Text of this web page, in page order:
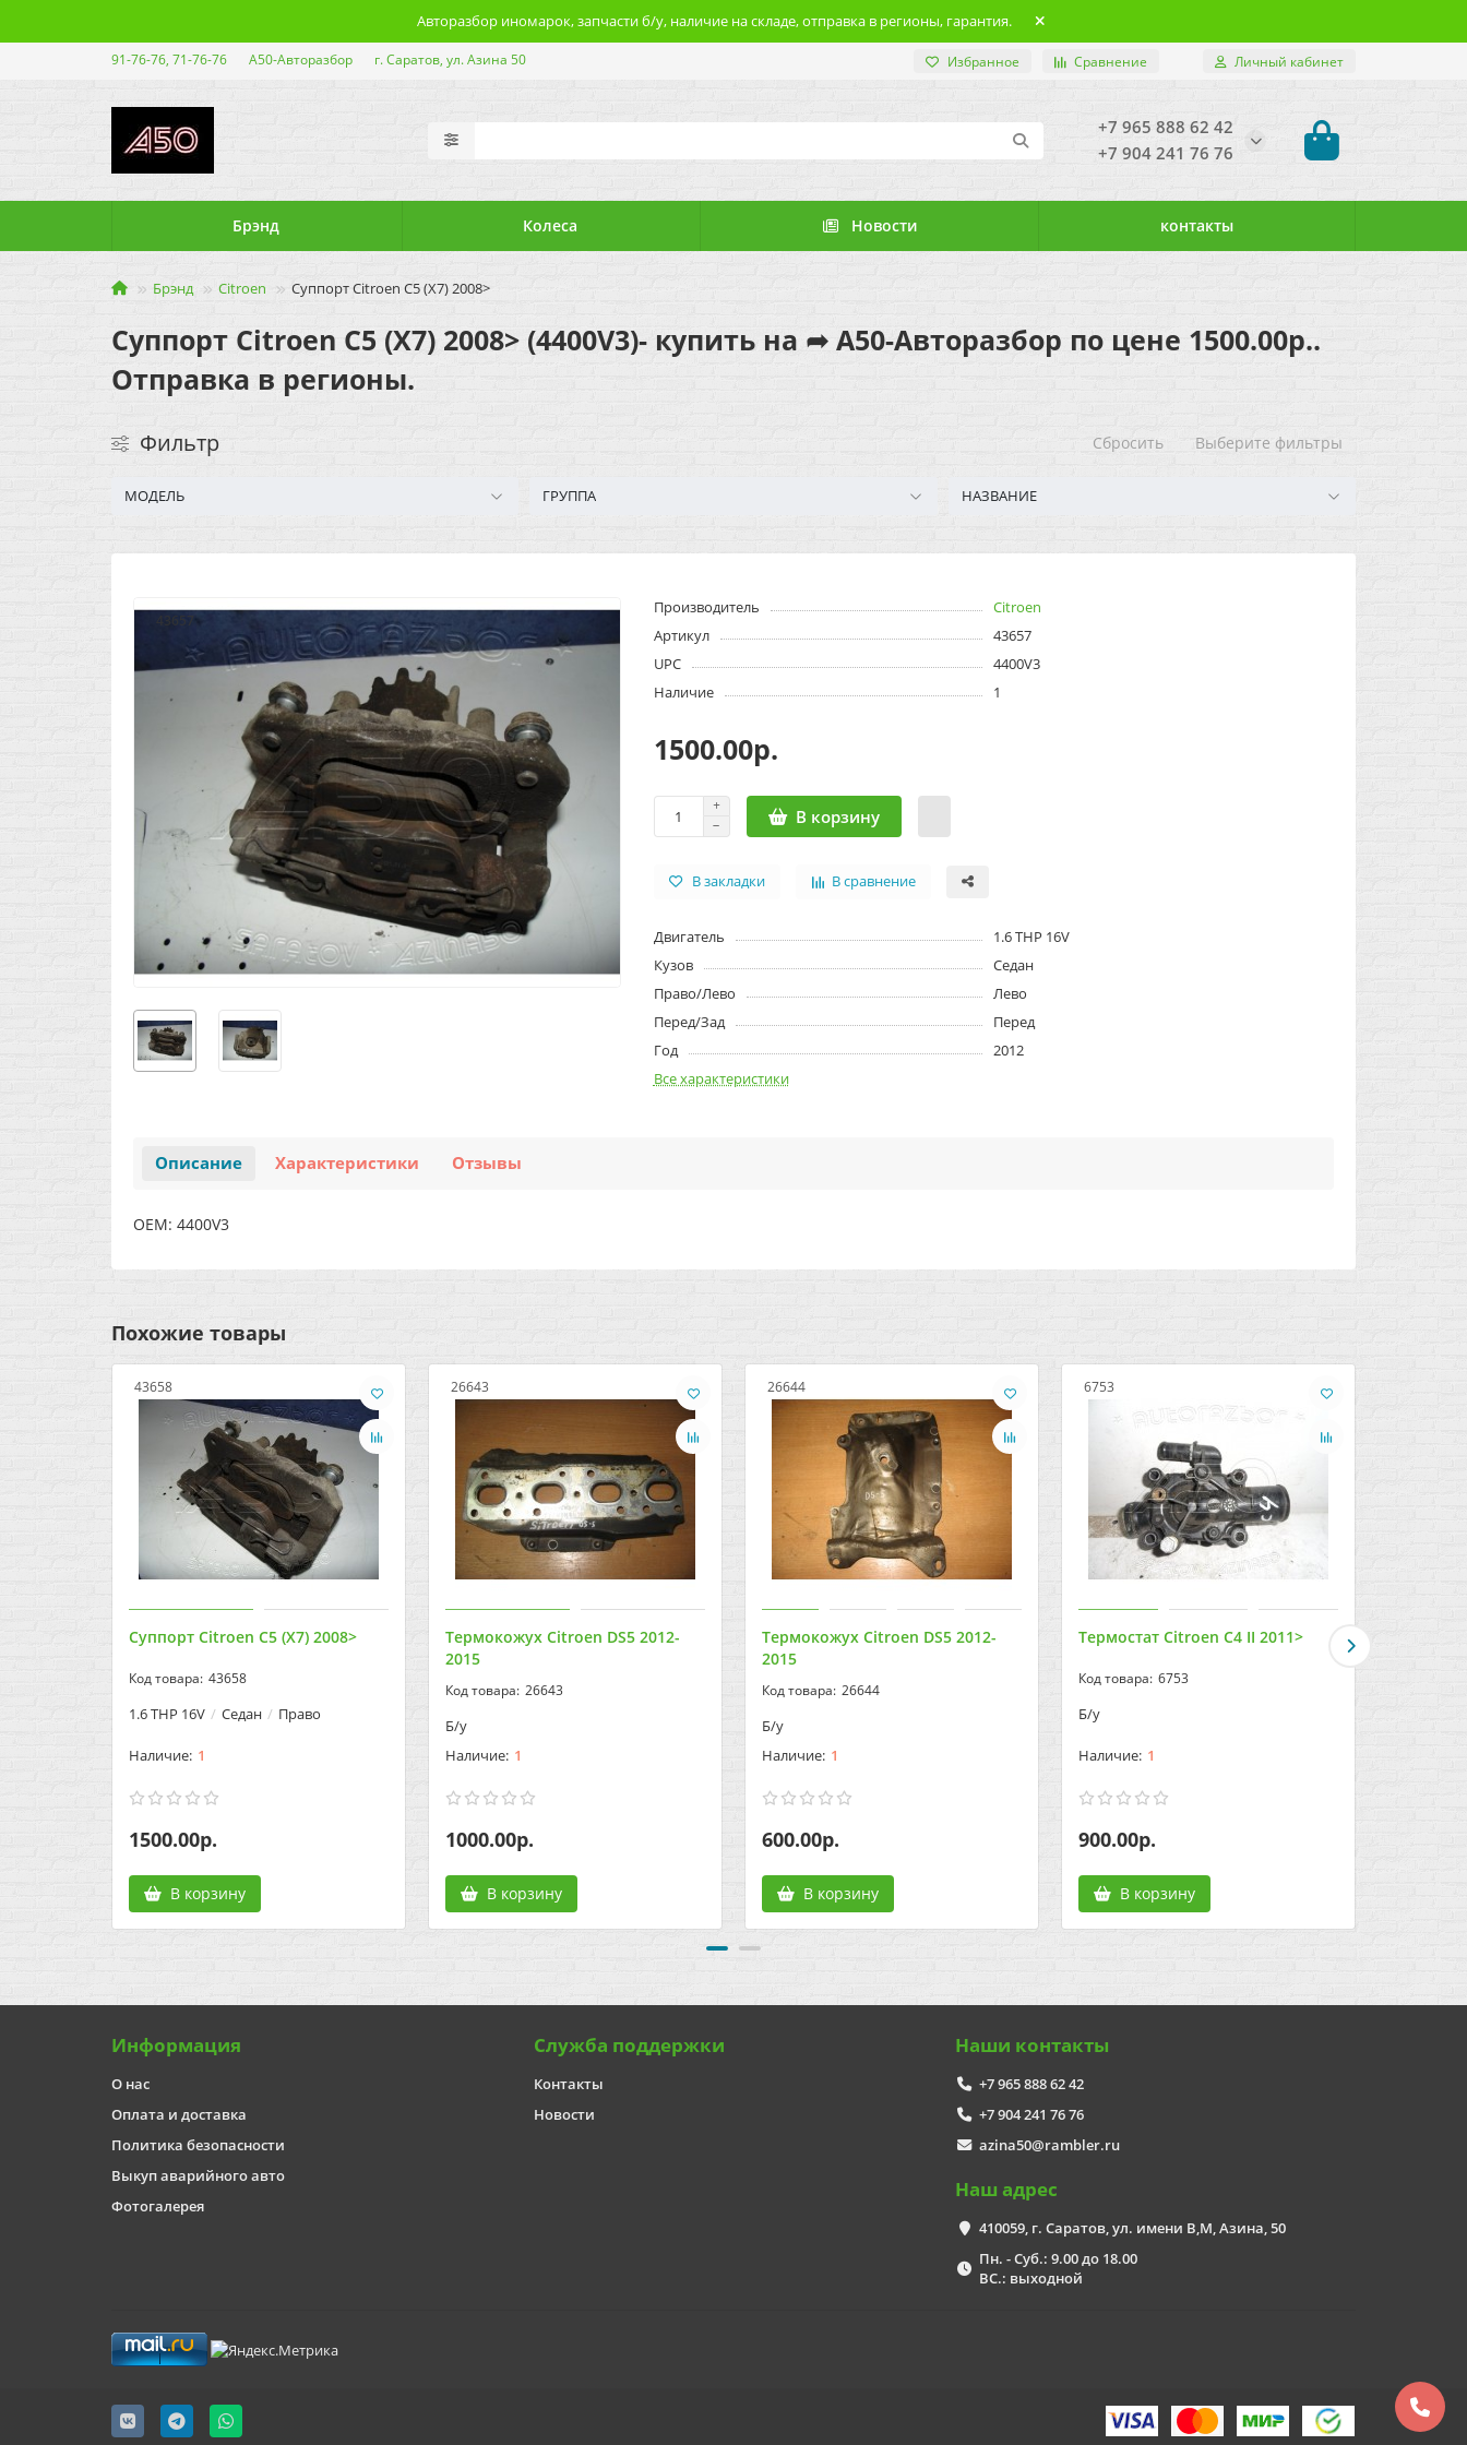
Авторазбор иномарок, запчасти б/у, наличие на складе, отправка в регионы, гарантия.
91-76-76, 71-76-76 А50-Авторазбор г. Саратов, ул. Азина 50 Избранное Сравнение Личный кабинет
+7 965 888 62 42
+7 904 241 76 76
Брэнд Колеса Новости контакты
Брэнд Citroen Суппорт Citroen C5 (X7) 2008>
Суппорт Citroen C5 (X7) 2008> (4400V3)- купить на ➦ А50-Авторазбор по цене 1500.00р..
Отправка в регионы.
Фильтр Сбросить Выберите фильтры
МОДЕЛЬ ГРУППА НАЗВАНИЕ
Производитель
Citroen
Артикул
43657
UPC
4400V3
Наличие
1
1500.00р.
В корзину
В закладки В сравнение
Двигатель
1.6 THP 16V
Кузов
Седан
Право/Лево
Лево
Перед/Зад
Перед
Год
2012
Все характеристики
Описание Характеристики Отзывы
OEM: 4400V3
Похожие товары
43658
Суппорт Citroen C5 (X7) 2008>
43658
1.6 THP 16V Седан Право
1
1500.00р.
В корзину
26643
Термокожух Citroen DS5 2012-
2015
26643
Б/у
1
1000.00р.
В корзину
26644
Термокожух Citroen DS5 2012-
2015
26644
Б/у
1
600.00р.
В корзину
6753
Термостат Citroen C4 II 2011>
6753
Б/у
1
900.00р.
В корзину
Информация
О нас
Оплата и доставка
Политика безопасности
Выкуп аварийного авто
Фотогалерея
Служба поддержки
Контакты
Новости
Наши контакты
+7 965 888 62 42
+7 904 241 76 76
azina50@rambler.ru
Наш адрес
410059, г. Саратов, ул. имени В,М, Азина, 50
Пн. - Суб.: 9.00 до 18.00
ВС.: выходной